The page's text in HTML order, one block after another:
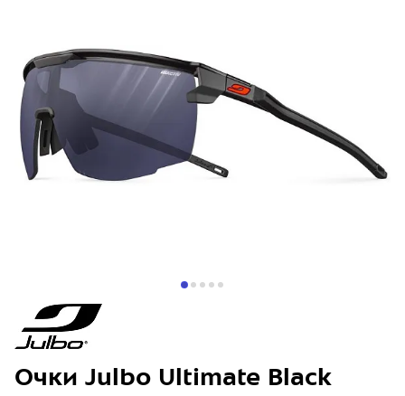
Очки Julbo Ultimate Black